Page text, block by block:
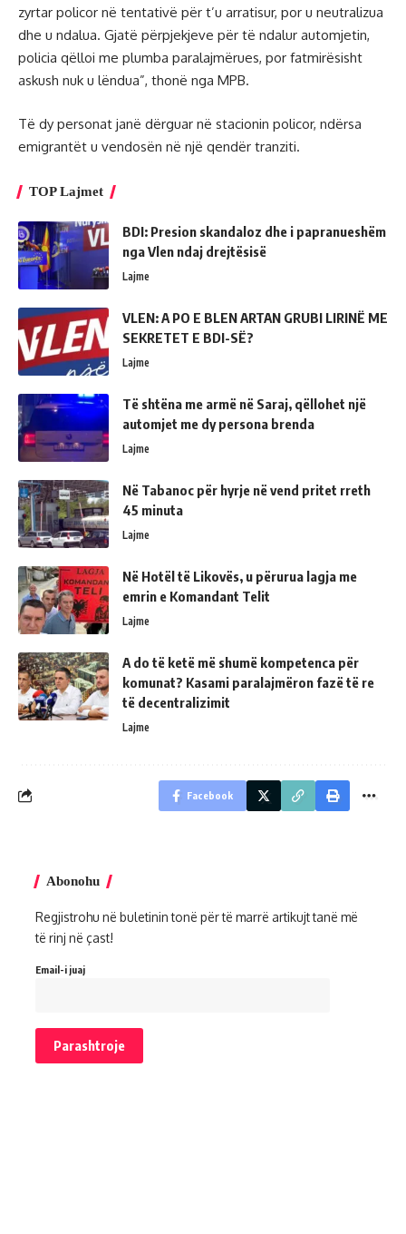
zyrtar policor në tentativë për t’u arratisur, por u neutralizua
dhe u ndalua. Gjatë përpjekjeve për të ndalur automjetin,
policia qëlloi me plumba paralajmërues, por fatmirësisht
askush nuk u lëndua”, thonë nga MPB.
Të dy personat janë dërguar në stacionin policor, ndërsa
emigrantët u vendosën në një qendër tranziti.
TOP Lajmet
BDI: Presion skandaloz dhe i papranueshëm
nga Vlen ndaj drejtësisë
Lajme
VLEN: A PO E BLEN ARTAN GRUBI LIRINË ME
SEKRETET E BDI-SË?
Lajme
Të shtëna me armë në Saraj, qëllohet një
automjet me dy persona brenda
Lajme
Në Tabanoc për hyrje në vend pritet rreth
45 minuta
Lajme
Në Hotël të Likovës, u përurua lagja me
emrin e Komandant Telit
Lajme
A do të ketë më shumë kompetenca për
komunat? Kasami paralajmëron fazë të re
të decentralizimit
Lajme
Facebook
Abonohu
Regjistrohu në buletinin tonë për të marrë artikujt tanë më
të rinj në çast!
Email-i juaj